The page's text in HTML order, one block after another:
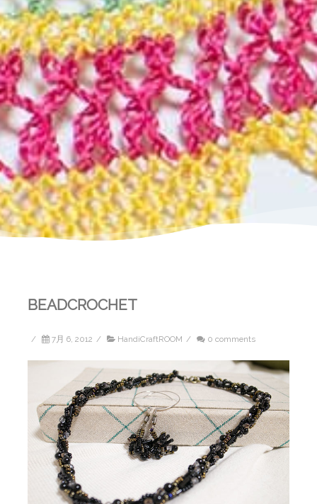
BEADCROCHET
/ 7月 6, 2012 / HandiCraftROOM / 0 comments